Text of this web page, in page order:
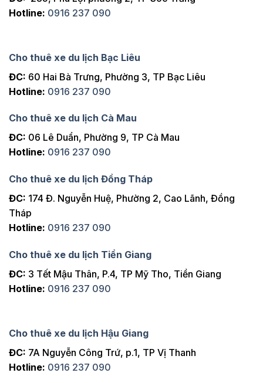
Hotline: 0916 237 090
Cho thuê xe du lịch Bạc Liêu
ĐC: 60 Hai Bà Trưng, Phường 3, TP Bạc Liêu
Hotline: 0916 237 090
Cho thuê xe du lịch Cà Mau
ĐC: 06 Lê Duẩn, Phường 9, TP Cà Mau
Hotline: 0916 237 090
Cho thuê xe du lịch Đồng Tháp
ĐC: 174 Đ. Nguyễn Huệ, Phường 2, Cao Lãnh, Đồng
Tháp
Hotline: 0916 237 090
Cho thuê xe du lịch Tiền Giang
ĐC: 3 Tết Mậu Thân, P.4, TP Mỹ Tho, Tiền Giang
Hotline: 0916 237 090
Cho thuê xe du lịch Hậu Giang
ĐC: 7A Nguyễn Công Trứ, p.1, TP Vị Thanh
Hotline: 0916 237 090